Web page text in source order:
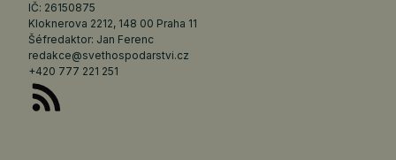
IČ: 26150875
Kloknerova 2212, 148 00 Praha 11
Šéfredaktor: Jan Ferenc
redakce@svethospodarstvi.cz
+420 777 221 251